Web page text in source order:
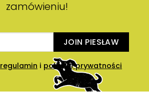
zamówieniu!
JOIN PIESŁAW
regulamin i politykę prywatności